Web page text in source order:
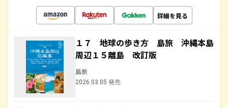
詳細を見る
１７ 地球の歩き方 島旅 沖縄本島
周辺１５離島 改訂版
島旅
2026.03.05 発売